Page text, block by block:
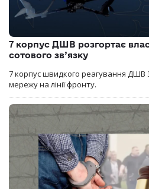
7 корпус ДШВ розгортає
сотового зв’язку
7 корпус швидкого реагування ДШВ
мережу на лінії фронту.